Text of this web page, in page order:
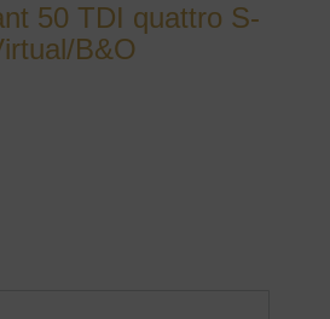
50 TDI quattro S-
B&O